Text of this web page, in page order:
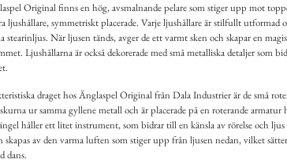
Original finns en hög, avsmalnande pelare som stiger upp mot
ljushållare, symmetriskt placerade. Varje ljushållare är stilfullt utformad
stearinljus. När ljusen tänds, avger de ett varmt sken och skapar en
Ljushållarna är också dekorerade med små metalliska detaljer som
draget hos Änglaspel Original från Dala Industrier är de små
ur samma gyllene metall och är placerade på en roterande armatur
håller ett litet instrument, som bidrar till en känsla av rörelse och ljus
av den varma luften som stiger upp från ljusen nedan, vilket
dans.